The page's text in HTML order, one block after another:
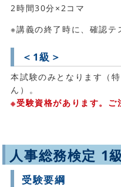
2時間30分×2コマ
※講義の終了時に、確認テ
＜1級＞
本試験のみとなります（
ん）。
※受験資格があります。ご
人事総務検定 1
受験要綱